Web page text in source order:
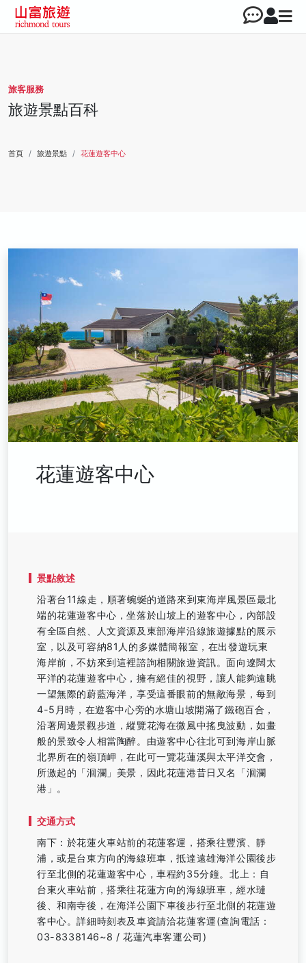
旅客服務
旅遊景點百科
首頁 旅遊景點 花蓮遊客中心
花蓮遊客中心
景點敘述
沿著台11線走，順著蜿蜒的道路來到東海岸風景區最北
端的花蓮遊客中心，坐落於山坡上的遊客中心，內部設
有全區自然、人文資源及東部海岸沿線旅遊據點的展示
室，以及可容納81人的多媒體簡報室，在出發遊玩東
海岸前，不妨來到這裡諮詢相關旅遊資訊。面向遼闊太
平洋的花蓮遊客中心，擁有絕佳的視野，讓人能夠遠眺
一望無際的蔚藍海洋，享受這番眼前的無敵海景，每到
4-5月時，在遊客中心旁的水塘山坡開滿了鐵砲百合，
沿著周邊景觀步道，縱覽花海在微風中搖曳波動，如畫
般的景致令人相當陶醉。由遊客中心往北可到海岸山脈
北界所在的嶺頂岬，在此可一覽花蓮溪與太平洋交會，
所激起的「洄瀾」美景，因此花蓮港昔日又名「洄瀾
港」。
交通方式
南下：於花蓮火車站前的花蓮客運，搭乘往豐濱、靜
浦，或是台東方向的海線班車，抵達遠雄海洋公園後步
行至北側的花蓮遊客中心，車程約35分鐘。北上：自
台東火車站前，搭乘往花蓮方向的海線班車，經水璉
後、和南寺後，在海洋公園下車後步行至北側的花蓮遊
客中心。詳細時刻表及車資請洽花蓮客運(查詢電話：
03-8338146~8 / 花蓮汽車客運公司)